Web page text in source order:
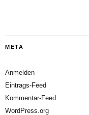
META
Anmelden
Eintrags-Feed
Kommentar-Feed
WordPress.org